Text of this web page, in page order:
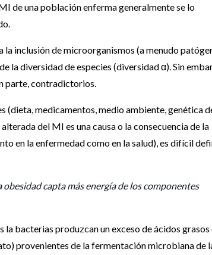
de una población enferma generalmente se lo
inclusión de microorganismos (a menudo
la diversidad de especies (diversidad α). Sin
parte, contradictorios.
(dieta, medicamentos, medio ambiente, genética
del MI es una causa o la consecuencia de la
en la enfermedad como en la salud), es difícil
capta más energía de los componentes
bacterias produzcan un exceso de ácidos grasos
provenientes de la fermentación microbiana de